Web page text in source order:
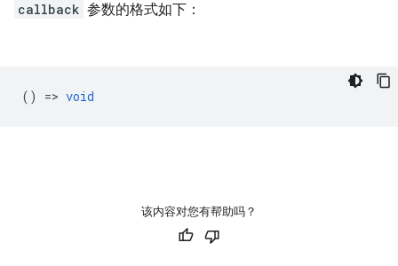
callback 参数的格式如下：
() => void
该内容对您有帮助吗？